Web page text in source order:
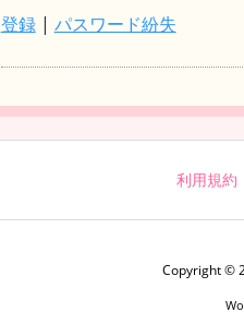
登録| パスワード紛失
利用規約
Copyright ©